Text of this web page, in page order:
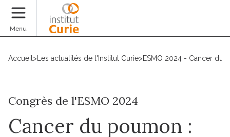
Menu
Accueil > Les actualités de l'Institut Curie>ESMO 2024 - Cancer du
Congrès de l'ESMO 2024
Cancer du poumon :